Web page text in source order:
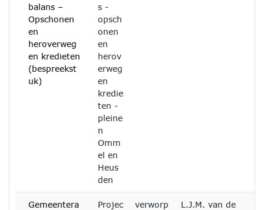
balans –
Opschonen
en
heroverweg
en kredieten
(bespreekst
uk)
s -
opsch
onen
en
herov
erweg
en
kredie
ten -
pleine
n
Omm
el en
Heus
den
Gemeentera
Projec
verworp
L.J.M. van de